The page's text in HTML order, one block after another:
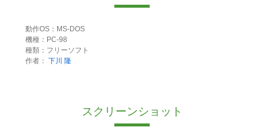
動作OS：MS-DOS
機種：PC-98
種類：フリーソフト
作者： 下川 隆
スクリーンショット